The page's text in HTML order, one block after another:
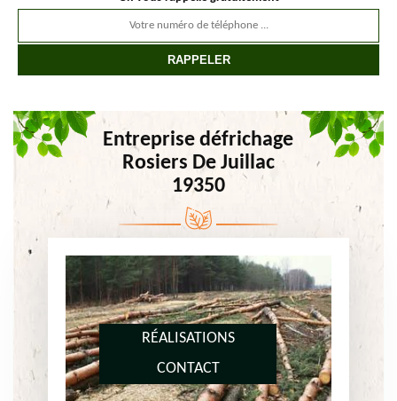
RÉALISATIONS
CONTACT
Entreprise défrichage
Rosiers De Juillac
19350